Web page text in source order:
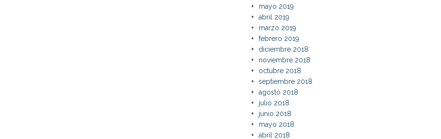
mayo 2019
abril 2019
marzo 2019
febrero 2019
diciembre 2018
noviembre 2018
octubre 2018
septiembre 2018
agosto 2018
julio 2018
junio 2018
mayo 2018
abril 2018